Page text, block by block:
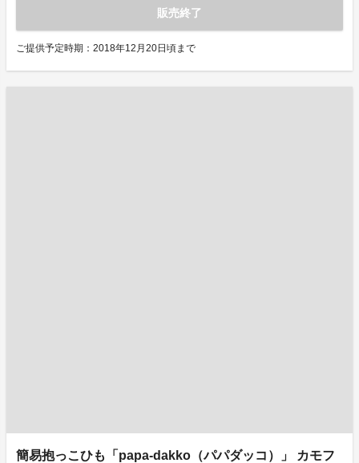
販売終了
ご提供予定時期：2018年12月20日頃まで
簡易抱っこひも「papa-dakko（パパダッコ）」 カモフ